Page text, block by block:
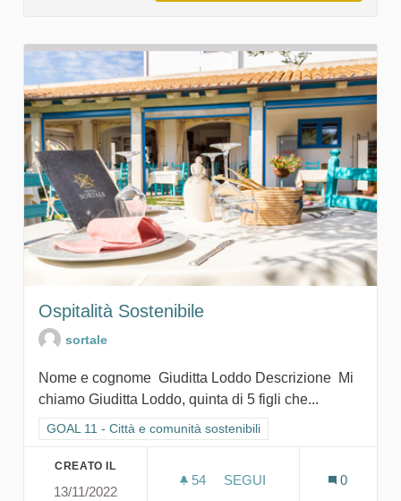
Ospitalità Sostenibile
sortale
Nome e cognome Giuditta Loddo Descrizione Mi
chiamo Giuditta Loddo, quinta di 5 figli che...
Filtra i risultati per categoria: GOAL 11 - Città e comunità
GOAL 11 - Città e comunità sostenibili
CREATO IL
13/11/2022
54 54 SOSTENITORI
SEGUI
0